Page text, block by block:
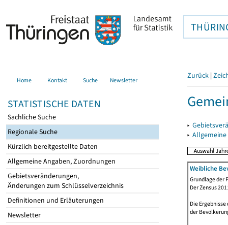
Home Kontakt Suche Newsletter
STATISTISCHE DATEN
Sachliche Suche
Regionale Suche
Kürzlich bereitgestellte Daten
Allgemeine Angaben, Zuordnungen
Gebietsveränderungen,
Änderungen zum Schlüsselverzeichnis
Definitionen und Erläuterungen
Newsletter
Zurück |
▸
▸
Weibliche
Grundlage der
Der Zensus
Die
der